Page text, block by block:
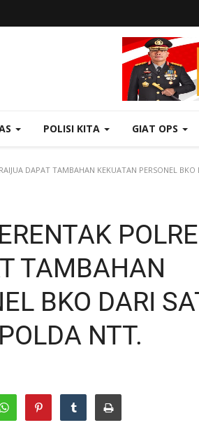
POLISI KITA GIAT OPS
DAPAT TAMBAHAN KEKUATAN PERSONEL
TAMBAHAN
BKO DARI
NTT.